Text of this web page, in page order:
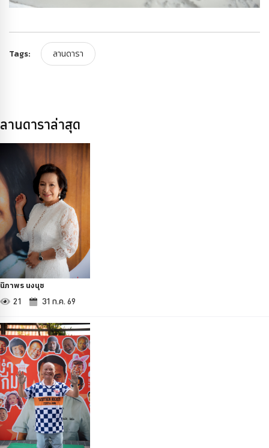
Tags: ลานดารา
ลานดาราล่าสุด
นิภาพร นงนุช
21 31 ก.ค. 69